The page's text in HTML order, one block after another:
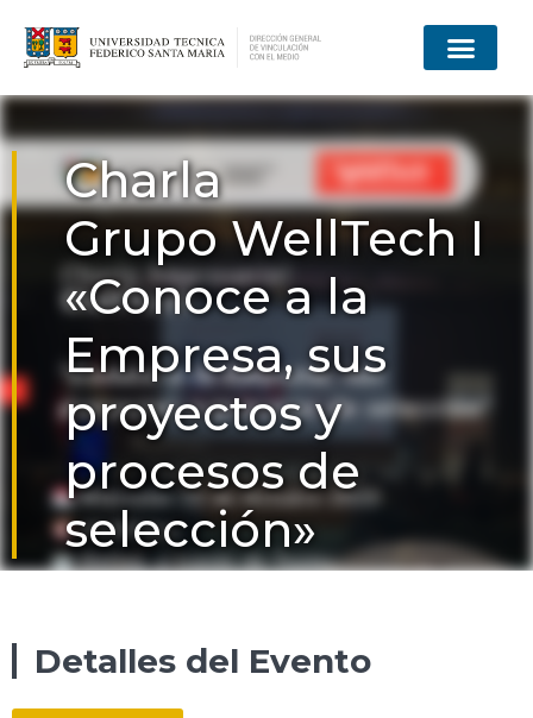
Charla
Grupo WellTech I
«Conoce a la
Empresa, sus
proyectos y
procesos de
selección»
Detalles del Evento